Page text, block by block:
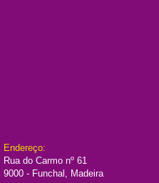
​Endereço:
Rua do Carmo nº 61
9000 - Funchal, Madeira